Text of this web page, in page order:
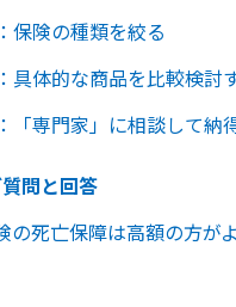
保険の種類を絞る
具体的な商品を比較検討
「専門家」に相談して納
問と回答
の死亡保障は高額の方が